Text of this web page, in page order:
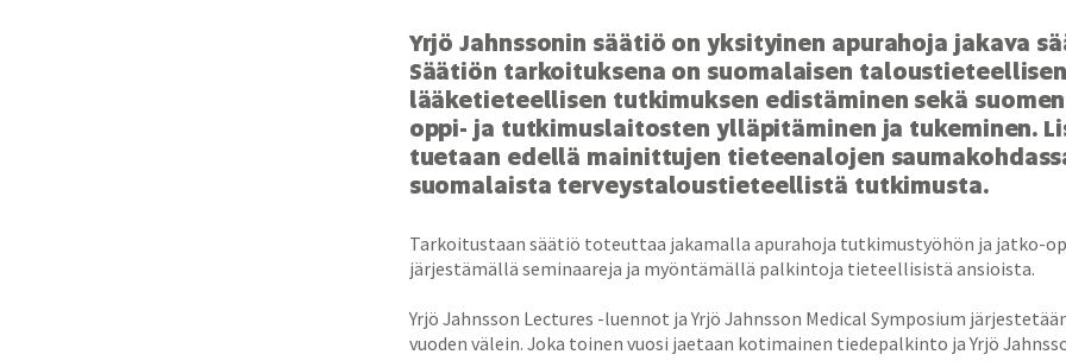
Yrjö Jahnssonin säätiö on yksityinen apurahoja jakava
Säätiön tarkoituksena on suomalaisen
lääketieteellisen tutkimuksen edistäminen sekä
oppi- ja tutkimuslaitosten ylläpitäminen ja tukeminen.
tuetaan edellä mainittujen tieteenalojen
suomalaista terveystaloustieteellistä tutkimusta.
Tarkoitustaan säätiö toteuttaa jakamalla apurahoja tutkimustyöhön ja jatko-
järjestämällä seminaareja ja myöntämällä palkintoja tieteellisistä ansioista.
Yrjö Jahnsson Lectures -luennot ja Yrjö Jahnsson Medical Symposium
vuoden välein. Joka toinen vuosi jaetaan kotimainen tiedepalkinto ja Yrjö